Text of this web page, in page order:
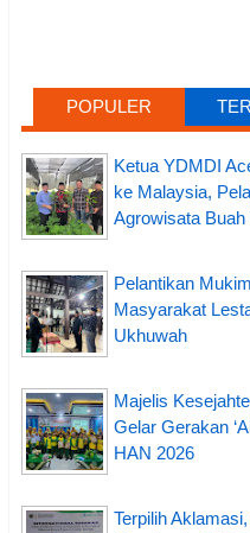
POPULER
Ketua YDMDI
ke Malaysia,
Agrowisata Buah
Pelantikan
Masyarakat
Ukhuwah
Majelis
Gelar Gerakan
HAN 2026
Terpilih